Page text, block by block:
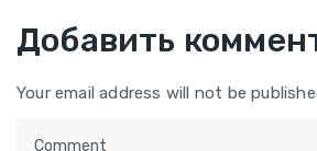
Добавить
Your email address will not be